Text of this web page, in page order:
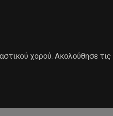
χορού. Ακολούθησε